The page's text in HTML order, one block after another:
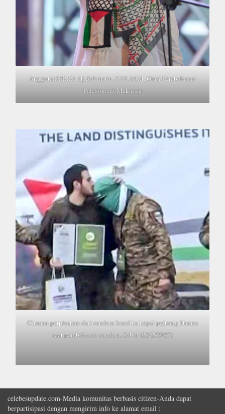
Anggota DPR RI, Hj Rahmatia, S.Pd.,M.M, Orasi Pembebasan
Palestina di Makassar
Ciuman perpisahan dari sandera Israel ke kepal pejuang Hamas
saat pembebasan sandera, Sabtu (22/2/2025)
celebesupdate.com-Media komunitas berbasis citizen-Anda dapat
berpartisipasi dengan mengirim info ke alamat email :